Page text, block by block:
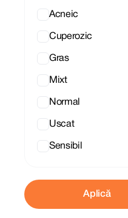
Acneic
Cuperozic
Gras
Mixt
Normal
Uscat
Sensibil
Aplică